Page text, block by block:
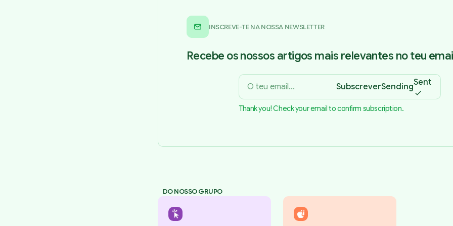
INSCREVE-TE NA NOSSA NEWSLETTER
Recebe os nossos artigos mais relevantes no teu
SubscreverSendingSent
Thank you! Check your email to confirm subscription.
DO NOSSO GRUPO